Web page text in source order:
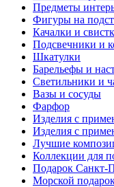
Предметы
Фигуры на
Качалки и
Подсвечники и
Шкатулки
Барельефы и
Светильники и
Вазы и сосуды
Фарфор
Изделия с
Изделия с
Лучшие
Коллекции для
Подарок Санкт-
Морской